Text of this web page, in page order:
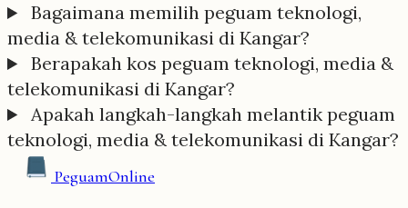
Bagaimana memilih peguam teknologi,
media & telekomunikasi di Kangar?
Berapakah kos peguam teknologi, media &
telekomunikasi di Kangar?
Apakah langkah-langkah melantik peguam
teknologi, media & telekomunikasi di Kangar?
PeguamOnline